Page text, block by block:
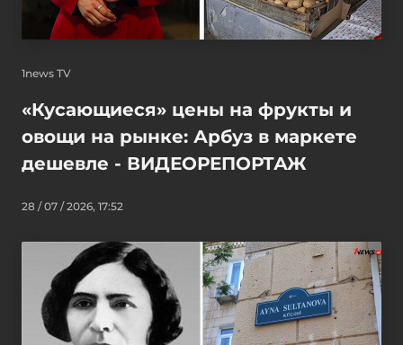
1news TV
«Кусающиеся» цены на фрукты и
овощи на рынке: Арбуз в маркете
дешевле - ВИДЕОРЕПОРТАЖ
28 / 07 / 2026, 17:52